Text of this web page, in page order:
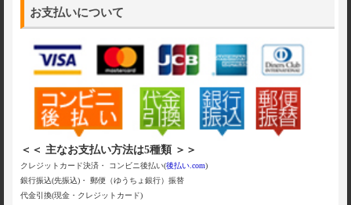
お支払いについて
＜＜ 主なお支払い方法は5種類 ＞＞
クレジットカード決済・ コンビニ後払い(後払い.com)
銀行振込(先振込)・ 郵便（ゆうちょ銀行）振替
代金引換(現金・クレジットカード)